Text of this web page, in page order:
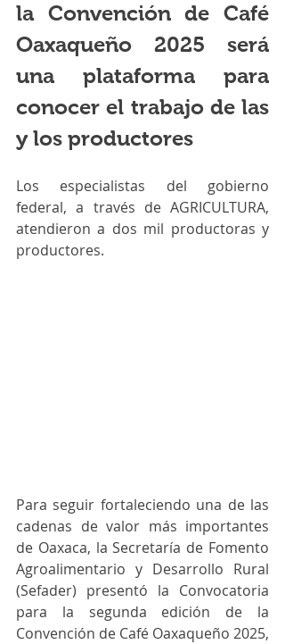
la Convención de Café
Oaxaqueño 2025 será
una plataforma para
conocer el trabajo de las
y los productores
Los especialistas del gobierno
federal, a través de AGRICULTURA,
atendieron a dos mil productoras y
productores.
Para seguir fortaleciendo una de las
cadenas de valor más importantes
de Oaxaca, la Secretaría de Fomento
Agroalimentario y Desarrollo Rural
(Sefader) presentó la Convocatoria
para la segunda edición de la
Convención de Café Oaxaqueño 2025,